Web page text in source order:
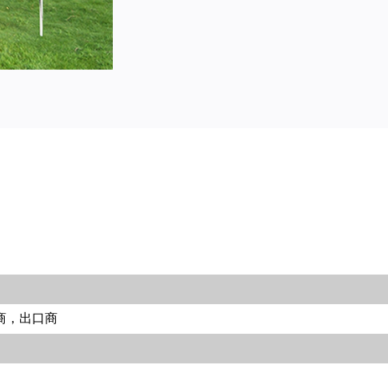
，出口商